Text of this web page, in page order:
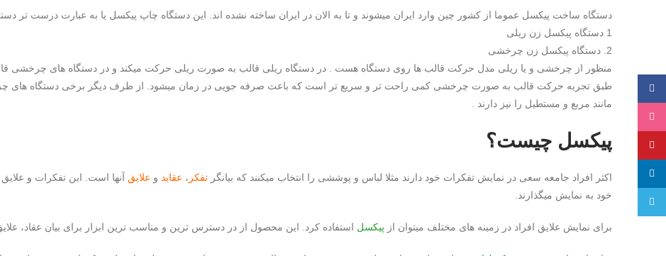
دستگاه ساخت پیکسل عموما از کشور چین وارد ایران میشوند و تا به الان در ایران ساخته نشده اند. این دستگاه چاپ پیکسل یا به عبارت درست تر
1 دستگاه پیکسل زن ریلی
2. دستگاه پیکسل زن چرخشی
منظور از چرخشی و یا ریلی مدل حرکت قالب ها روی دستگاه هست . در دستگاه ریلی قالب به صورت ریلی حرکت میکند و در دستگاه های چرخشی
طبق تجربه حرکت قالب به صورت چرخشی کمی راحت تر و سریع تر است که باعث صرفه جویی در زمان میشود. از طرف دیگر برخی دستگاه های
مانند مربع و مستطیل را نیز دارند .
پیکسل چیست؟
اکثر افراد جامعه سعی در نمایش تفکرات خود دارند مثلا لباس و پوششی را انتخاب میکنند که بیانگر تفکر ، عقاید و علایق آنها است. این تفکرات و
خود به نمایش میگذارند.
برای نمایش علایق افراد در زمینه های مختلف میتوان از پیکسل استفاده کرد. این محصول از در دسترس ترین و مناسب ترین ابزار برای بیان عقاد،
فیسبوک
اینستاگرام
پینترست
لینکدین
تلگرام